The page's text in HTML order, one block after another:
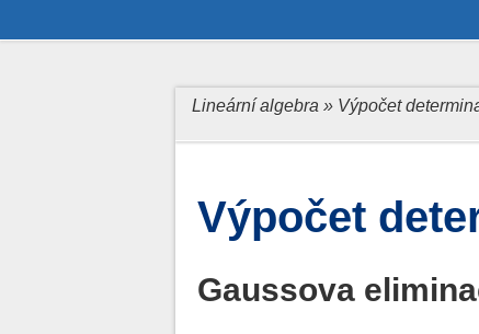
Hodnost maticeLineární algebra » Výpočet
Výpočet
Gaussova